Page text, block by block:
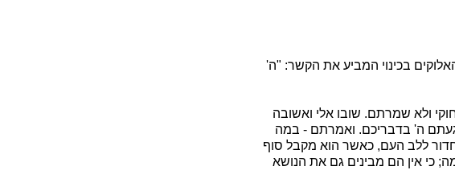
בכינוי המביע את הקשר: "ה'
ולא שמרתם. שובו אלי ואשובה
ה' בדבריכם. ואמרתם - במה
לחדור ללב העם, כאשר הוא מקבל סוף
כי אין הם מבינים גם את הנושא